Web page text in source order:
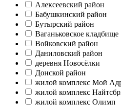
Алексеевский район
Бабушкинский район
Бутырский район
Ваганьковское кладбище
Войковский район
Даниловский район
деревня Новосёлки
Донской район
жилой комплекс Мой
жилой комплекс
жилой комплекс Олимп